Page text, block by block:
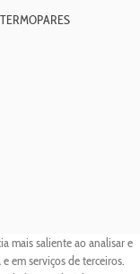
mais saliente ao analisar e
em serviços de terceiros.